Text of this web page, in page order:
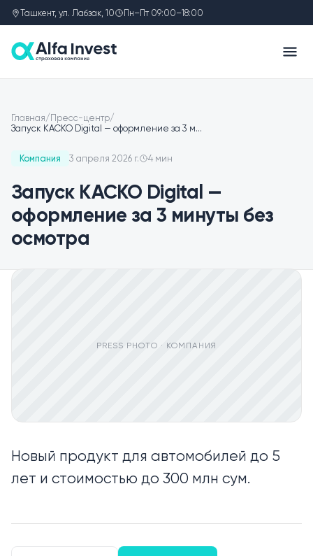
Ташкент, ул. Лабзак, 10 Пн–Пт 09:00–18:00
Главная/ Пресс-центр/
Запуск КАСКО Digital — оформление за 3 м…
Компания 3 апреля 2026 г. 4 мин
Запуск КАСКО Digital —
оформление за 3 минуты без
осмотра
PRESS PHOTO · КОМПАНИЯ
Новый продукт для автомобилей до 5
лет и стоимостью до 300 млн сум.